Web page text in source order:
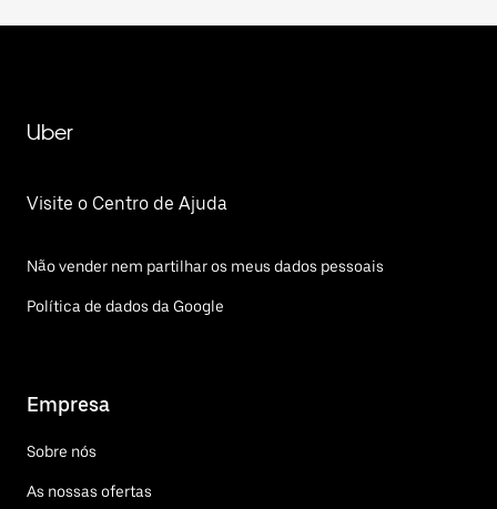
Uber
Visite o Centro de Ajuda
Não vender nem partilhar os meus dados pessoais
Política de dados da Google
Empresa
Sobre nós
As nossas ofertas